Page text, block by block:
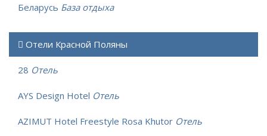
Беларусь База отдыха
Отели Красной Поляны
28 Отель
AYS Design Hotel Отель
AZIMUT Hotel Freestyle Rosa Khutor Отель